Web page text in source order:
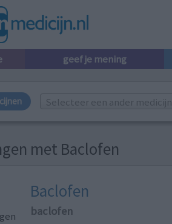
geef je mening
Selecteer een ander medicijn...
met Baclofen
Baclofen
baclofen